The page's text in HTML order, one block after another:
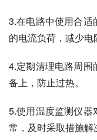
3.在电路中使用合适
的电流负荷，减少电
4.定期清理电路周
备上，防止过热。
5.使用温度监测仪
常，及时采取措施解